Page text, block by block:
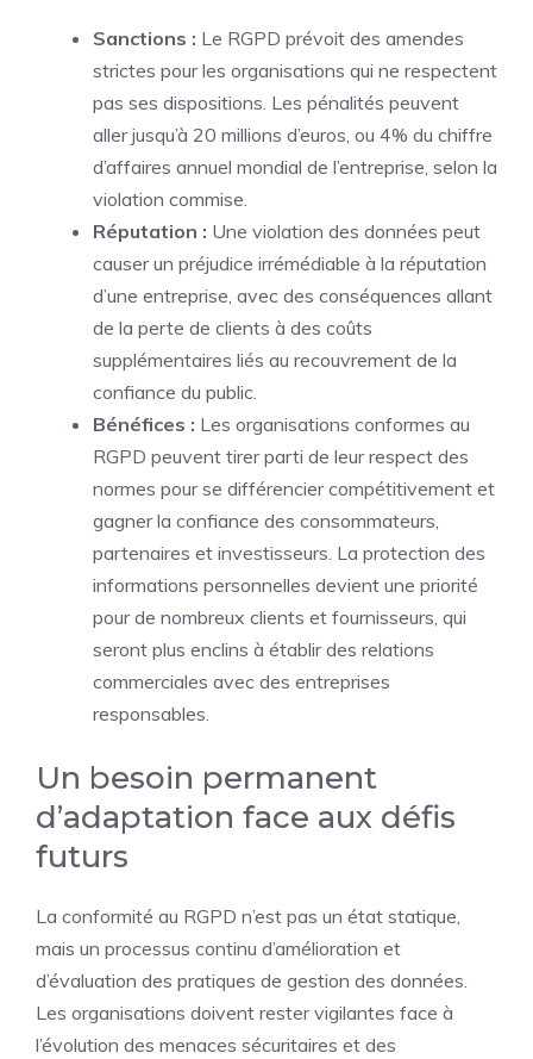
Sanctions : Le RGPD prévoit des amendes
strictes pour les organisations qui ne respectent
pas ses dispositions. Les pénalités peuvent
aller jusqu’à 20 millions d’euros, ou 4% du chiffre
d’affaires annuel mondial de l’entreprise, selon la
violation commise.
Réputation : Une violation des données peut
causer un préjudice irrémédiable à la réputation
d’une entreprise, avec des conséquences allant
de la perte de clients à des coûts
supplémentaires liés au recouvrement de la
confiance du public.
Bénéfices : Les organisations conformes au
RGPD peuvent tirer parti de leur respect des
normes pour se différencier compétitivement et
gagner la confiance des consommateurs,
partenaires et investisseurs. La protection des
informations personnelles devient une priorité
pour de nombreux clients et fournisseurs, qui
seront plus enclins à établir des relations
commerciales avec des entreprises
responsables.
Un besoin permanent
d’adaptation face aux défis
futurs
La conformité au RGPD n’est pas un état statique,
mais un processus continu d’amélioration et
d’évaluation des pratiques de gestion des données.
Les organisations doivent rester vigilantes face à
l’évolution des menaces sécuritaires et des